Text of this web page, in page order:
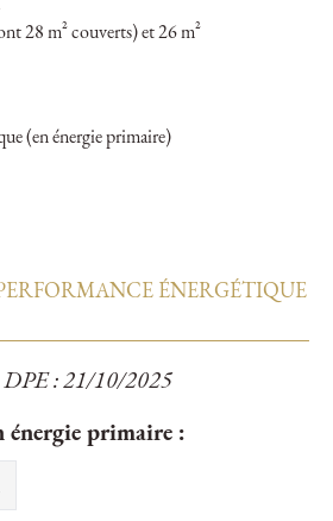
28 m² couverts) et 26 m²
(en énergie primaire)
ÉNERGÉTIQUE
: 21/10/2025
énergie primaire :